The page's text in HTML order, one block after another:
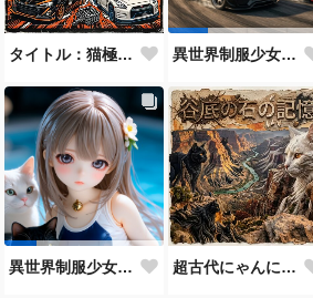
タイトル：猫極（ネコ・グランプリ）〜激闘のマグロ・カツオ・メカクイーン〜‼️ アクリルミュージック 異世界制服少女達 黒猫と白猫兄さん‼️ アクリルドールフィギュア
異世界制服少女達 スク水の少女と黒猫🐈‍⬛ アクリルドールフィギュア 超古代にゃんにゃん時代の遺跡 アクリルミュージック